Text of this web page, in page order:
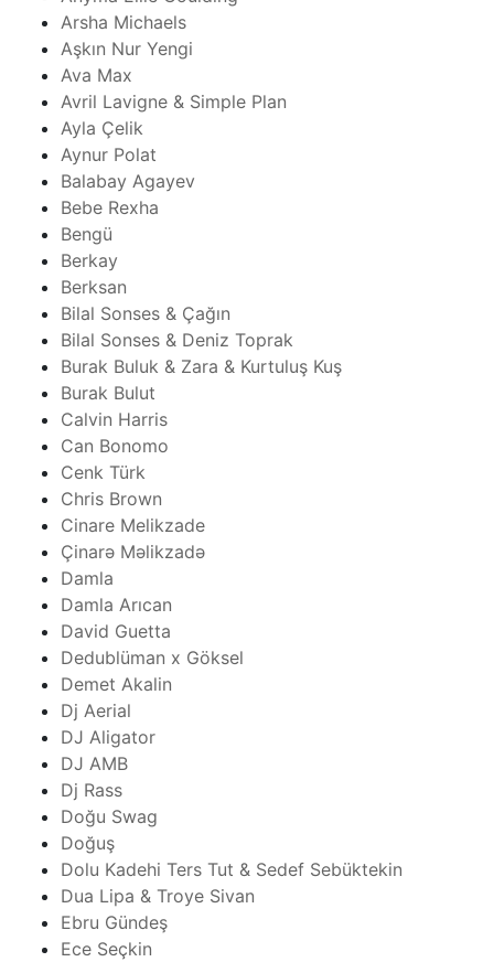
Arsha Michaels
Aşkın Nur Yengi
Ava Max
Avril Lavigne & Simple Plan
Ayla Çelik
Aynur Polat
Balabay Agayev
Bebe Rexha
Bengü
Berkay
Berksan
Bilal Sonses & Çağın
Bilal Sonses & Deniz Toprak
Burak Buluk & Zara & Kurtuluş Kuş
Burak Bulut
Calvin Harris
Can Bonomo
Cenk Türk
Chris Brown
Cinare Melikzade
Çinarə Məlikzadə
Damla
Damla Arıcan
David Guetta
Dedublüman x Göksel
Demet Akalin
Dj Aerial
DJ Aligator
DJ AMB
Dj Rass
Doğu Swag
Doğuş
Dolu Kadehi Ters Tut & Sedef Sebüktekin
Dua Lipa & Troye Sivan
Ebru Gündeş
Ece Seçkin